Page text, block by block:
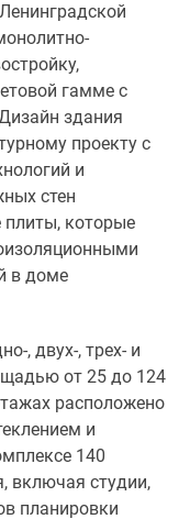
гамме с
здания
проекту с
и
стен
плиты, которые
в доме
, двух-, трех- и
от 25 до 124
расположено
и
140
включая студии,
планировки